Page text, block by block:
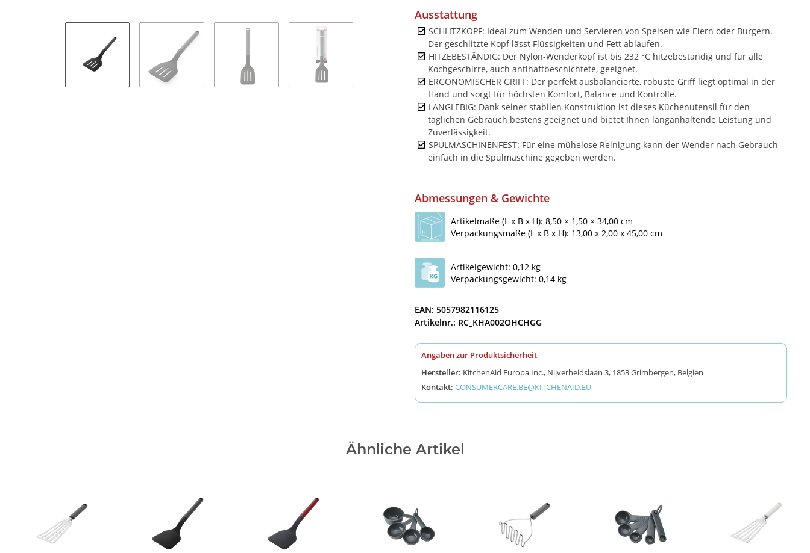
Ausstattung
SCHLITZKOPF: Ideal zum Wenden und Servieren von Speisen wie Eiern oder Burgern.
Der geschlitzte Kopf lässt Flüssigkeiten und Fett ablaufen.
HITZEBESTÄNDIG: Der Nylon-Wenderkopf ist bis 232 °C hitzebeständig und für alle
Kochgeschirre, auch antihaftbeschichtete, geeignet.
ERGONOMISCHER GRIFF: Der perfekt ausbalancierte, robuste Griff liegt optimal in der
Hand und sorgt für höchsten Komfort, Balance und Kontrolle.
LANGLEBIG: Dank seiner stabilen Konstruktion ist dieses Küchenutensil für den
täglichen Gebrauch bestens geeignet und bietet Ihnen langanhaltende Leistung und
Zuverlässigkeit.
SPÜLMASCHINENFEST: Für eine mühelose Reinigung kann der Wender nach Gebrauch
einfach in die Spülmaschine gegeben werden.
Abmessungen & Gewichte
Artikelmaße (L x B x H): 8,50 × 1,50 × 34,00 cm
Verpackungsmaße (L x B x H): 13,00 x 2,00 x 45,00 cm
Artikelgewicht: 0,12 kg
Verpackungsgewicht: 0,14 kg
EAN: 5057982116125
Artikelnr.: RC_KHA002OHCHGG
Angaben zur Produktsicherheit
Hersteller: KitchenAid Europa Inc., Nijverheidslaan 3, 1853 Grimbergen, Belgien
Kontakt: CONSUMERCARE.BE@KITCHENAID.EU
Ähnliche Artikel